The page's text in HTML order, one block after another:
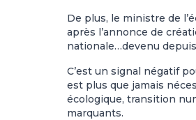
De plus, le ministre de
après l’annonce de
nationale…devenu
C’est un signal négatif
est plus que jamais
écologique, transition
marquants.